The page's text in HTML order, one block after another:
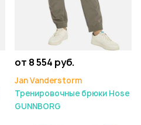
от 8 554 руб.
Jan Vanderstorm
Тренировочные брюки Hose
GUNNBORG